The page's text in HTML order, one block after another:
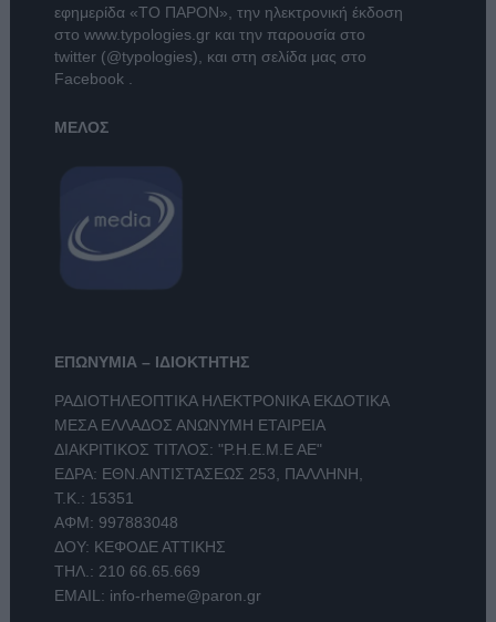
εφημερίδα «ΤΟ ΠΑΡΟΝ», την ηλεκτρονική έκδοση
στο www.typologies.grκαι την παρουσία στο
twitter (@typologies), και στη σελίδα μας στο
Facebook .
ΜΕΛΟΣ
ΕΠΩΝΥΜΙΑ – ΙΔΙΟΚΤΗΤΗΣ
ΡΑΔΙΟΤΗΛΕΟΠΤΙΚΑ ΗΛΕΚΤΡΟΝΙΚΑ ΕΚΔΟΤΙΚΑ
ΜΕΣΑ ΕΛΛΑΔΟΣ ΑΝΩΝΥΜΗ ΕΤΑΙΡΕΙΑ
ΔΙΑΚΡΙΤΙΚΟΣ ΤΙΤΛΟΣ: "Ρ.Η.Ε.Μ.Ε ΑΕ"
ΕΔΡΑ: ΕΘΝ.ΑΝΤΙΣΤΑΣΕΩΣ 253, ΠΑΛΛΗΝΗ,
Τ.Κ.: 15351
ΑΦΜ: 997883048
ΔΟΥ: ΚΕΦΟΔΕ ΑΤΤΙΚΗΣ
ΤΗΛ.: 210 66.65.669
EMAIL: info-rheme@paron.gr